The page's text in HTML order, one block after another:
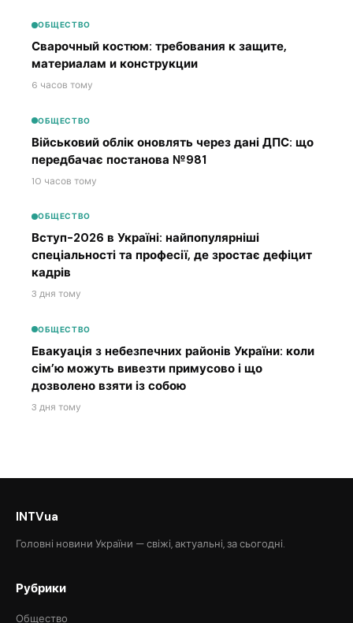
ОБЩЕСТВО
Сварочный костюм: требования к защите,
материалам и конструкции
6 часов тому
ОБЩЕСТВО
Військовий облік оновлять через дані ДПС: що
передбачає постанова №981
10 часов тому
ОБЩЕСТВО
Вступ-2026 в Україні: найпопулярніші
спеціальності та професії, де зростає дефіцит
кадрів
3 дня тому
ОБЩЕСТВО
Евакуація з небезпечних районів України: коли
сім’ю можуть вивезти примусово і що
дозволено взяти із собою
3 дня тому
INTVua
Головні новини України — свіжі, актуальні, за сьогодні.
Рубрики
Общество